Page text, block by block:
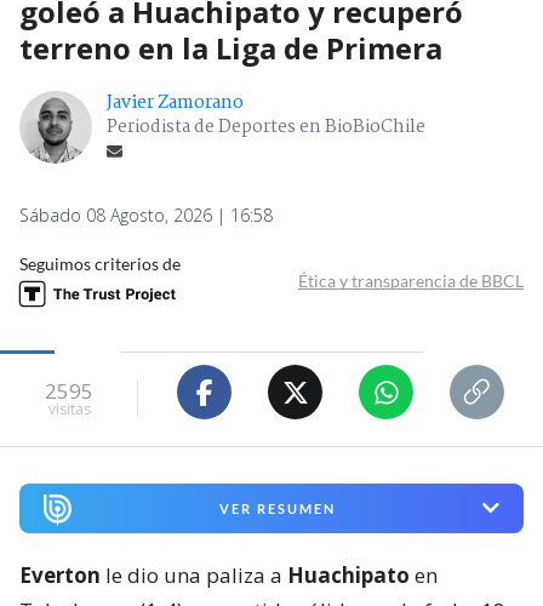
goleó a Huachipato y recuperó
terreno en la Liga de Primera
Javier Zamorano
Periodista de Deportes en BioBioChile
Sábado 08 Agosto, 2026 | 16:58
Seguimos criterios de
Ética y transparencia de BBCL
2595
visitas
VER RESUMEN
Everton le dio una paliza a Huachipato en